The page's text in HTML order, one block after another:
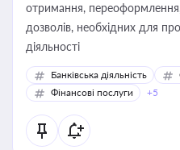
отримання, переоформлення,
дозволів, необхідних для
діяльності
Банківська діяльність
Фінансові послуги
+5